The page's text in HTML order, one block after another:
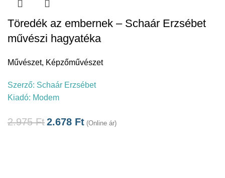
Töredék az embernek – Schaár Erzsébet
művészi hagyatéka
Művészet, Képzőművészet
Szerző: Schaár Erzsébet
Kiadó: Modem
2.975Ft2.678 Ft (Online ár)